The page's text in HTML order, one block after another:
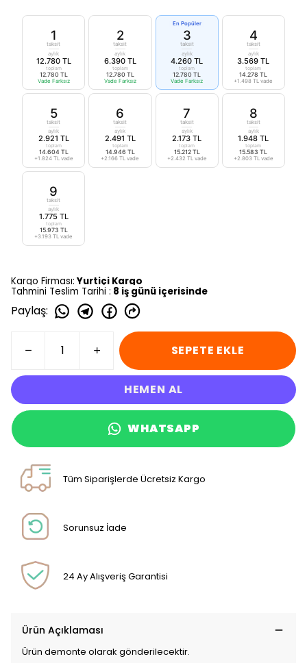
1
taksit
aylık
12.780 TL
toplam
12.780 TL
Vade Farksız
2
taksit
aylık
6.390 TL
toplam
12.780 TL
Vade Farksız
En Popüler
3
taksit
aylık
4.260 TL
toplam
12.780 TL
Vade Farksız
4
taksit
aylık
3.569 TL
toplam
14.278 TL
+1.498 TL vade
5
taksit
aylık
2.921 TL
toplam
14.604 TL
+1.824 TL vade
6
taksit
aylık
2.491 TL
toplam
14.946 TL
+2.166 TL vade
7
taksit
aylık
2.173 TL
toplam
15.212 TL
+2.432 TL vade
8
taksit
aylık
1.948 TL
toplam
15.583 TL
+2.803 TL vade
9
taksit
aylık
1.775 TL
toplam
15.973 TL
+3.193 TL vade
Kargo Firması: Yurtiçi Kargo
Tahmini Teslim Tarihi : 8 iş günü içerisinde
Paylaş:
SEPETE EKLE
HEMEN AL
WHATSAPP
Tüm Siparişlerde Ücretsiz Kargo
Sorunsuz İade
24 Ay Alışveriş Garantisi
Ürün Açıklaması
Ürün demonte olarak gönderilecektir.